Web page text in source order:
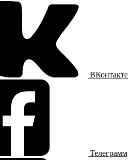
ВКонтакте
Телеграмм